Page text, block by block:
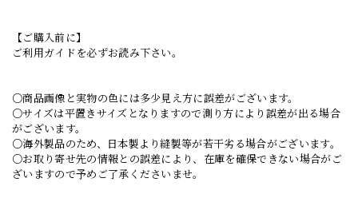
【ご購入前に】
ご利用ガイドを必ずお読み下さい。
○商品画像と実物の色には多少見え方に誤差がございます。
○サイズは平置きサイズとなりますので測り方により誤差が出る場合
がございます。
○海外製品のため、日本製より縫製等が若干劣る場合がございます。
○お取り寄せ先の情報との誤差により、在庫を確保できない場合がご
ざいますので予めご了承くださいませ。